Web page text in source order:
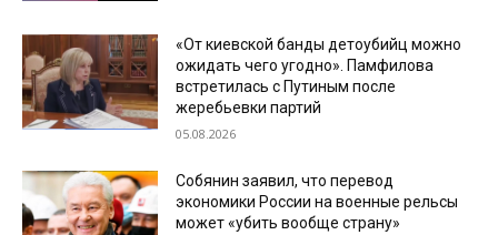
«От киевской банды детоубийц можно
ожидать чего угодно». Памфилова
встретилась с Путиным после
жеребьевки партий
05.08.2026
Собянин заявил, что перевод
экономики России на военные рельсы
может «убить вообще страну»